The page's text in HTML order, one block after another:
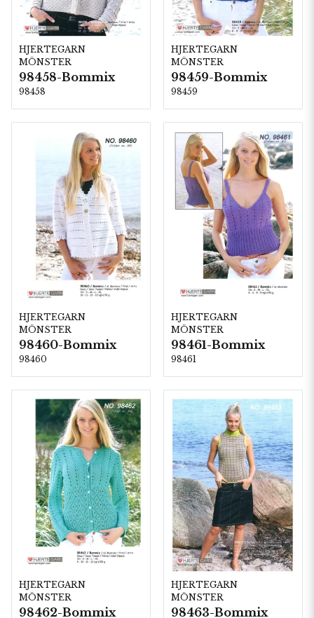
HJERTEGARN
MÖNSTER
98458-Bommix
98458
HJERTEGARN
MÖNSTER
98459-Bommix
98459
HJERTEGARN
MÖNSTER
98460-Bommix
98460
HJERTEGARN
MÖNSTER
98461-Bommix
98461
HJERTEGARN
MÖNSTER
98462-Bommix
HJERTEGARN
MÖNSTER
98463-Bommix